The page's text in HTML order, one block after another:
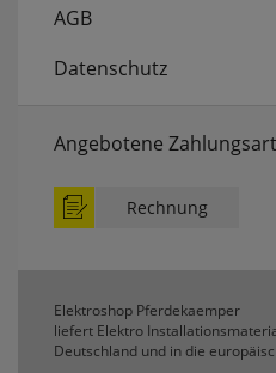
AGB
Datenschutz
Angebotene
Rechnung
Elektroshop Pferdekaemper
liefert Elektro
Deutschland und in die